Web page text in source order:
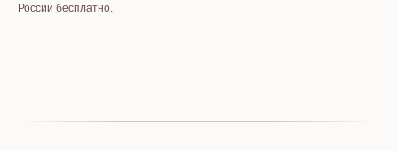
России бесплатно.